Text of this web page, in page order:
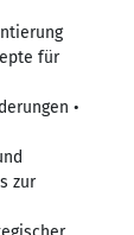
für
•
zur